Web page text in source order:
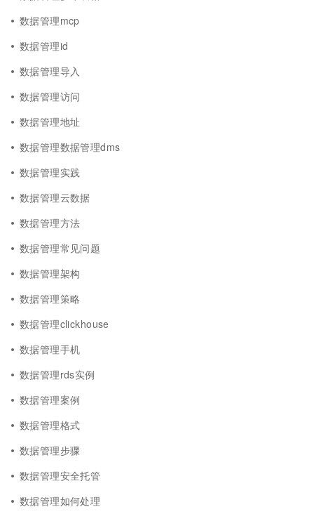
数据管理mcp
数据管理id
数据管理导入
数据管理访问
数据管理地址
数据管理数据管理dms
数据管理实践
数据管理云数据
数据管理方法
数据管理常见问题
数据管理架构
数据管理策略
数据管理clickhouse
数据管理手机
数据管理rds实例
数据管理案例
数据管理格式
数据管理步骤
数据管理安全托管
数据管理如何处理